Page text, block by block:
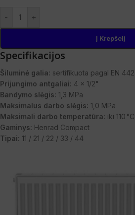
- +
Į Krepšelį
Specifikacijos
Šiluminė galia: sertifikuota pagal EN 442
Prijungimo antgaliai: 4 x 1/2"
Bandymo slėgis: 1,3 MPa
Maksimalus darbo slėgis: 1,0 MPa
Maksimali darbo temperatūra: iki 110 °C
Gaminys: Henrad Compact
Tipai: 11 / 21 / 22 / 33 / 44